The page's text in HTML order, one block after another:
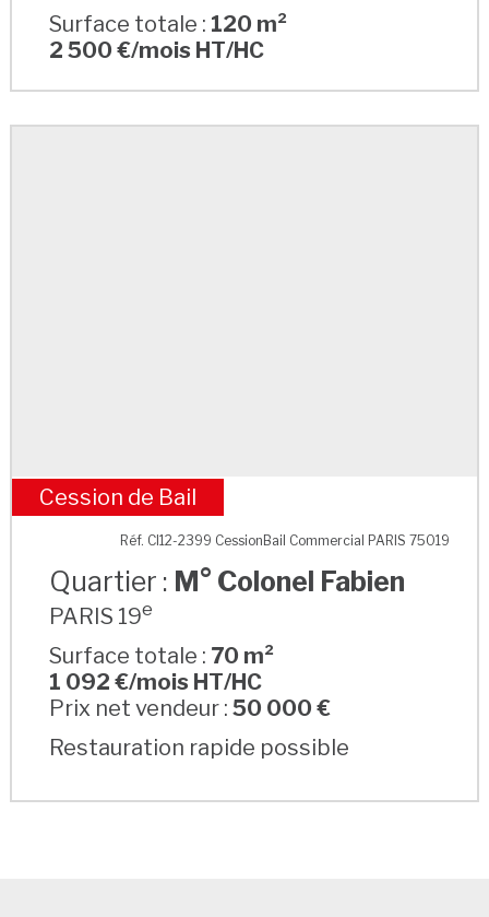
Surface totale : 120 m²
2 500 €/mois HT/HC
M° Colonel Fabien
Cession de Bail
Réf. CI12-2399 CessionBail Commercial PARIS 75019
Quartier : M° Colonel Fabien
PARIS 19e
Surface totale : 70 m²
1 092 €/mois HT/HC
Prix net vendeur :50 000 €
Restauration rapide possible